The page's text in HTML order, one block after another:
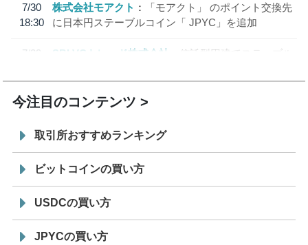
7/30
18:30
株式会社モアクト
「モアクト」 のポイント交換先
に日本円ステーブルコイン「 JPYC」を追加
7/29
SBI VCトレード株式会社
信託型円建てステーブル
今注目のコンテンツ
取引所おすすめランキング
ビットコインの買い方
USDCの買い方
JPYCの買い方